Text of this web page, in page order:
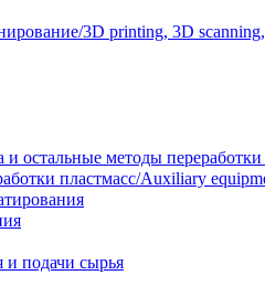
3D printing, 3D
остальные методы
пластмасс/Auxiliary
подачи сырья